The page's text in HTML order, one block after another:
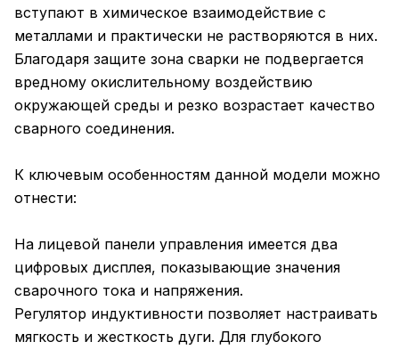
вступают в химическое взаимодействие с
металлами и практически не растворяются в них.
Благодаря защите зона сварки не подвергается
вредному окислительному воздействию
окружающей среды и резко возрастает качество
сварного соединения.
К ключевым особенностям данной модели можно
отнести:
На лицевой панели управления имеется два
цифровых дисплея, показывающие значения
сварочного тока и напряжения.
Регулятор индуктивности позволяет настраивать
мягкость и жесткость дуги. Для глубокого